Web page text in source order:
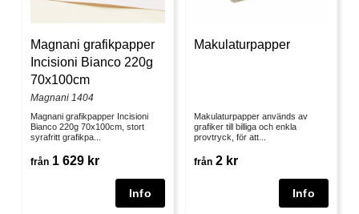
Magnani grafikpapper
Incisioni Bianco 220g
70x100cm
Magnani 1404
Magnani grafikpapper Incisioni
Bianco 220g 70x100cm, stort
syrafritt grafikpa...
från 1 629 kr
Makulaturpapper
Makulaturpapper används av
grafiker till billiga och enkla
provtryck, för att...
från 2 kr